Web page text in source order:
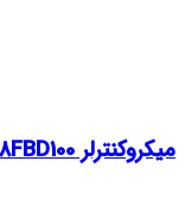
میکروکنترلر LPC1768FBD100